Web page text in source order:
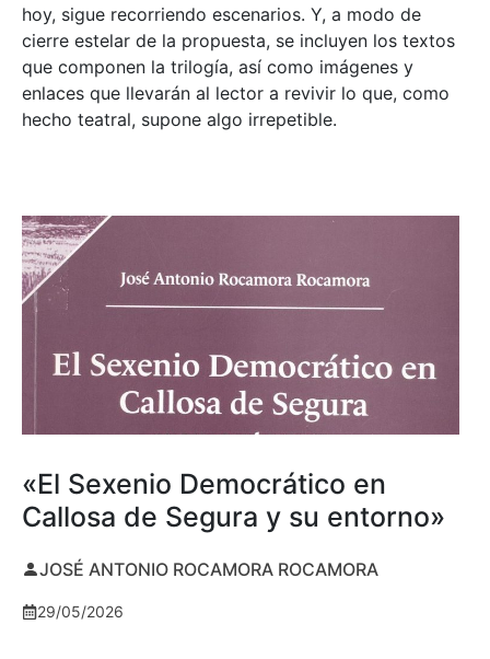
hoy, sigue recorriendo escenarios. Y, a modo de
cierre estelar de la propuesta, se incluyen los textos
que componen la trilogía, así como imágenes y
enlaces que llevarán al lector a revivir lo que, como
hecho teatral, supone algo irrepetible.
«El Sexenio Democrático en
Callosa de Segura y su entorno»
JOSÉ ANTONIO ROCAMORA ROCAMORA
29/05/2026